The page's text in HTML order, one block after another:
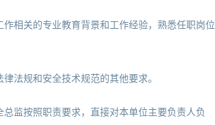
作相关的专业教育背景和工作经验，熟悉任职岗位
律法规和安全技术规范的其他要求。
监按照职责要求，直接对本单位主要负责人负